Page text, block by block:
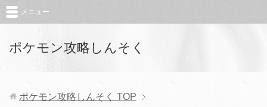
ポケモン攻略しんそく
メニュー
ポケモン攻略しんそく TOP